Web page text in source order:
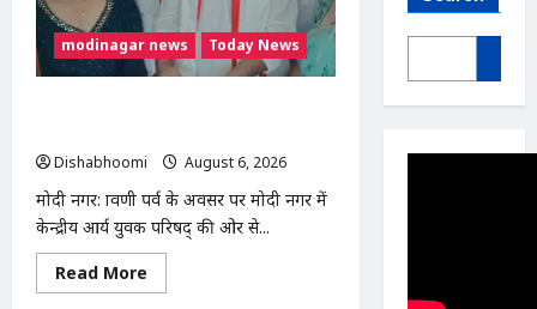
modinagar news Today News
Dishabhoomi
August 6, 2026
मोदी नगर: श्रावणी पर्व के अवसर पर मोदी नगर में
केन्द्रीय आर्य युवक परिषद् की ओर से...
Read More
more